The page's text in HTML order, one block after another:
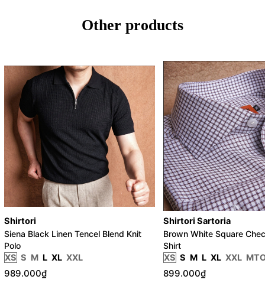
Other products
Shirtori
Siena Black Linen Tencel Blend Knit
Polo
XS S M L XL XXL
989.000₫
Shirtori Sartoria
Brown White Square
Shirt
XS S M L XL XXL
899.000₫